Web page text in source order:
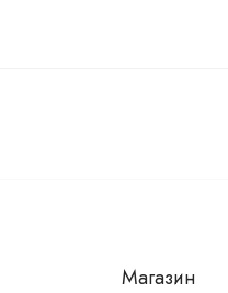
Магазин